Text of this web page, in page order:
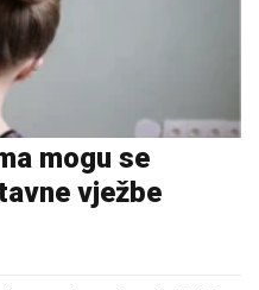
mogu se
vježbe